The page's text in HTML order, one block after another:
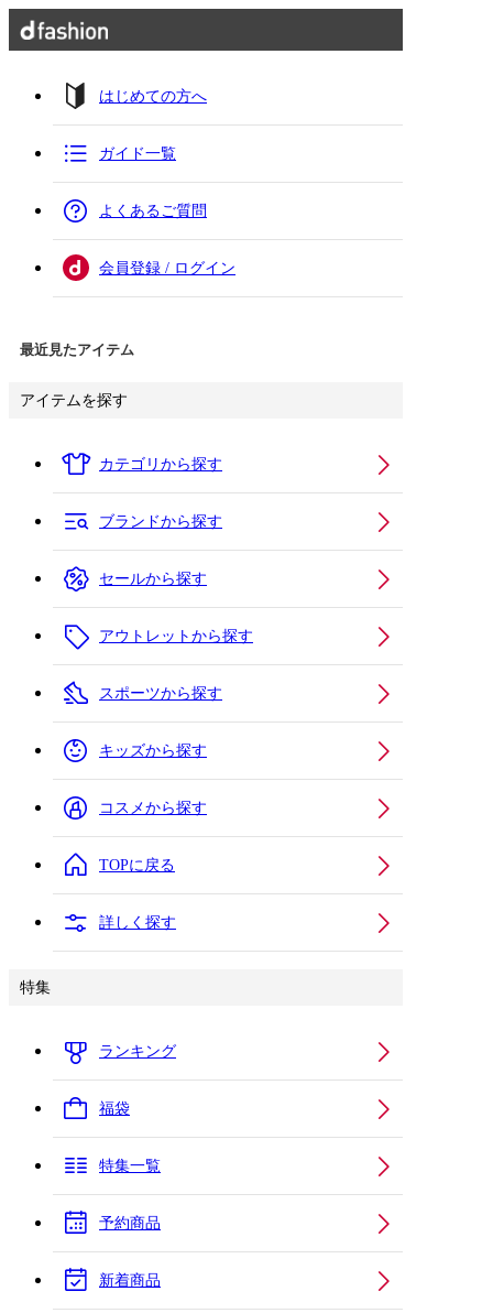
はじめての方へ
ガイド一覧
よくあるご質問
会員登録 / ログイン
最近見たアイテム
アイテムを探す
カテゴリから探す
ブランドから探す
セールから探す
アウトレットから探す
スポーツから探す
キッズから探す
コスメから探す
TOPに戻る
詳しく探す
特集
ランキング
福袋
特集一覧
予約商品
新着商品